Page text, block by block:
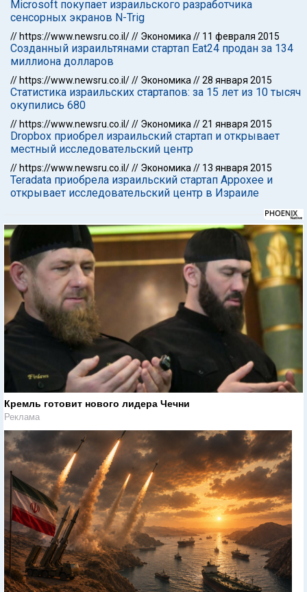
Microsoft покупает израильского разработчика
сенсорных экранов N-Trig
// https://www.newsru.co.il/// Экономика // 11 февраля 2015
Созданный израильтянами стартап Eat24 продан за 134
миллиона долларов
// https://www.newsru.co.il/// Экономика //28 января 2015
Статистика израильских стартапов: за 15 лет из 10 тысяч
окупились 680
// https://www.newsru.co.il/// Экономика //21 января 2015
Dropbox приобрел израильский стартап и открывает
местный исследовательский центр
// https://www.newsru.co.il/// Экономика // 13 января 2015
Teradata приобрела израильский стартап Appoxee и
открывает исследовательский центр в Израиле
Кремль готовит нового лидера Чечни
Реклама